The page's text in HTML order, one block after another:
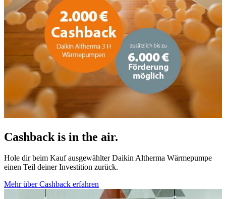
Cashback is in the air.
Hole dir beim Kauf ausgewählter Daikin Altherma Wärmepumpe
einen Teil deiner Investition zurück.
Mehr über Cashback erfahren